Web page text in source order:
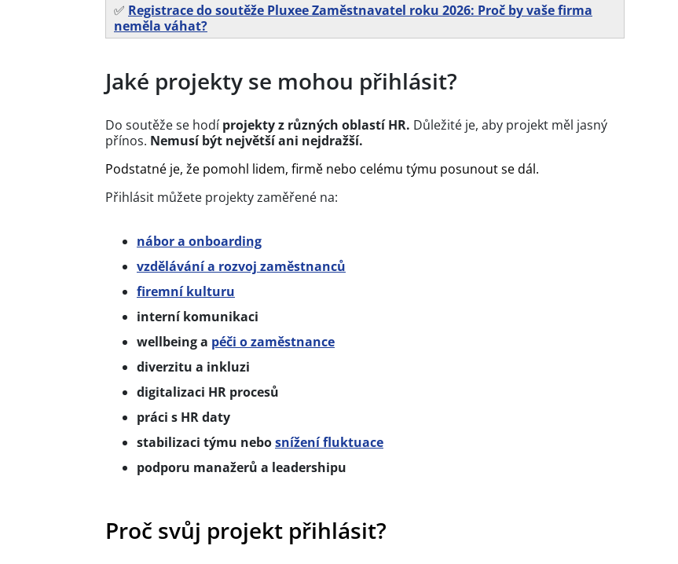
✅ Registrace do soutěže Pluxee Zaměstnavatel roku 2026: Proč by vaše firma
neměla váhat?
Jaké projekty se mohou přihlásit?
Do soutěže se hodíprojekty z různých oblastí HR. Důležité je, aby projekt měl jasný
přínos. Nemusí být největší ani nejdražší.
Podstatné je, že pomohl lidem, firmě nebo celému týmu posunout se dál.
Přihlásit můžete projekty zaměřené na:
nábor a onboarding
vzdělávání a rozvoj zaměstnanců
firemní kulturu
interní komunikaci
wellbeing a péči o zaměstnance
diverzitu a inkluzi
digitalizaci HR procesů
práci s HR daty
stabilizaci týmu nebosnížení fluktuace
podporu manažerů a leadershipu
Proč svůj projekt přihlásit?